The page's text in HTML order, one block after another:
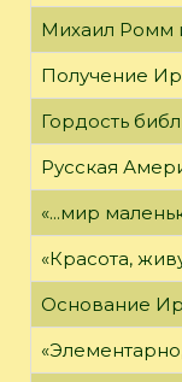
Михаил Ромм
Получение
Гордость
Русская
«...мир
«Красота,
Основание